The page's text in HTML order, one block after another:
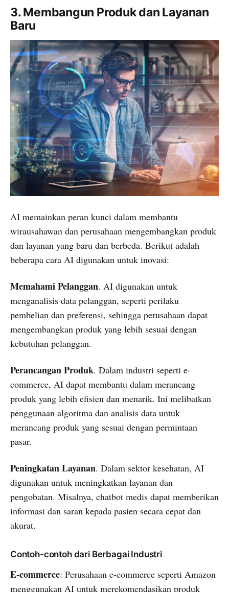
3. Membangun Produk dan Layanan
Baru
AI memainkan peran kunci dalam membantu
wirausahawan dan perusahaan mengembangkan produk
dan layanan yang baru dan berbeda. Berikut adalah
beberapa cara AI digunakan untuk inovasi:
Memahami Pelanggan. AI digunakan untuk
menganalisis data pelanggan, seperti perilaku
pembelian dan preferensi, sehingga perusahaan dapat
mengembangkan produk yang lebih sesuai dengan
kebutuhan pelanggan.
Perancangan Produk. Dalam industri seperti e-
commerce, AI dapat membantu dalam merancang
produk yang lebih efisien dan menarik. Ini melibatkan
penggunaan algoritma dan analisis data untuk
merancang produk yang sesuai dengan permintaan
pasar.
Peningkatan Layanan. Dalam sektor kesehatan, AI
digunakan untuk meningkatkan layanan dan
pengobatan. Misalnya, chatbot medis dapat memberikan
informasi dan saran kepada pasien secara cepat dan
akurat.
Contoh-contoh dari Berbagai Industri
E-commerce: Perusahaan e-commerce seperti Amazon
menggunakan AI untuk merekomendasikan produk